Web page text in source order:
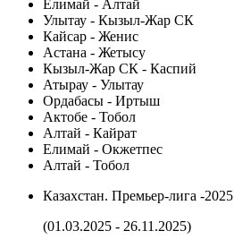
Елимай - Алтай
Улытау - Кызыл-Жар СК
Кайсар - Женис
Астана - Жетысу
Кызыл-Жар СК - Каспий
Атырау - Улытау
Ордабасы - Иртыш
Актобе - Тобол
Алтай - Кайрат
Елимай - Окжетпес
Алтай - Тобол
Казахстан. Премьер-лига -2025
(01.03.2025 - 26.11.2025)